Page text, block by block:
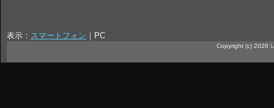
表示： スマートフォン ｜ PC
Copyright (c) 2026